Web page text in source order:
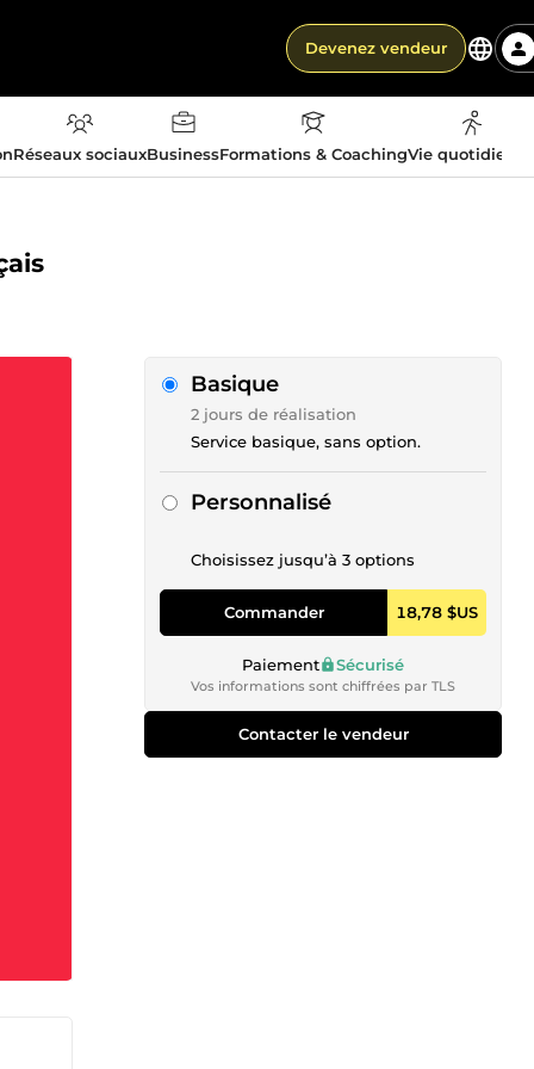
Devenez vendeur
Réseaux sociauxBusinessFormations & CoachingVie
Basique
2 jours de réalisation
Service basique, sans option.
Personnalisé
Choisissez jusqu’à 3 options
Commander 18,78 $US
Paiement Sécurisé
Vos informations sont chiffrées par TLS
Contacter le vendeur